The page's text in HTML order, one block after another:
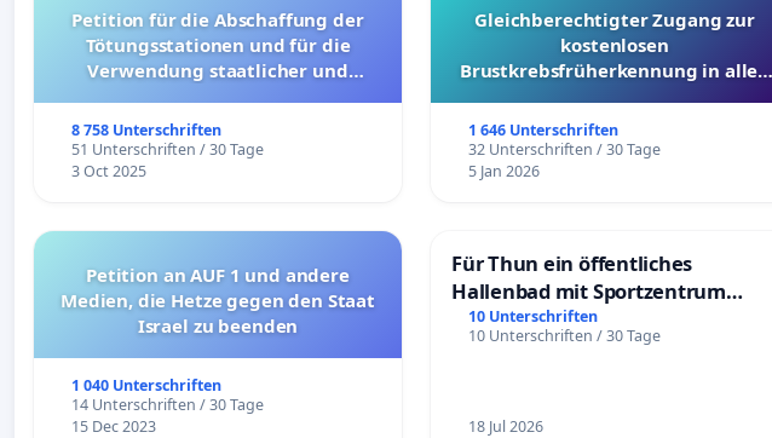
Petition für die Abschaffung der
Tötungsstationen und für die
Verwendung staatlicher und
8 758 Unterschriften
51 Unterschriften / 30 Tage
3 Oct 2025
Gleichberechtigter Zugang zur
kostenlosen
Brustkrebsfrüherkennung in allen
1 646 Unterschriften
32 Unterschriften / 30 Tage
5 Jan 2026
Petition an AUF 1 und andere
Medien, die Hetze gegen den Staat
Israel zu beenden
1 040 Unterschriften
14 Unterschriften / 30 Tage
15 Dec 2023
Für Thun ein öffentliches
Hallenbad mit Sportzentrum
schaffen
10 Unterschriften
10 Unterschriften / 30 Tage
18 Jul 2026